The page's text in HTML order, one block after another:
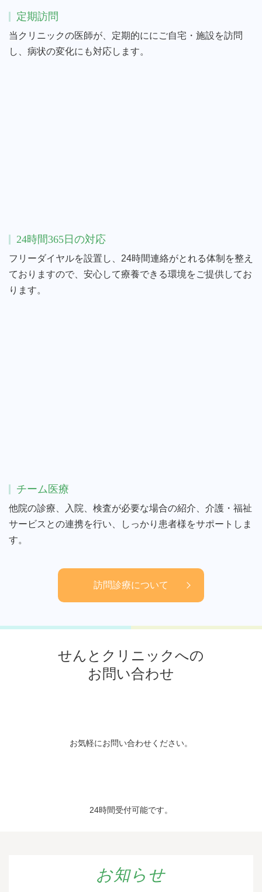
定期訪問
当クリニックの医師が、定期的ににご自宅・施設を訪問
し、病状の変化にも対応します。
24時間365日の対応
フリーダイヤルを設置し、24時間連絡がとれる体制を整え
ておりますので、安心して療養できる環境をご提供してお
ります。
チーム医療
他院の診療、入院、検査が必要な場合の紹介、介護・福祉
サービスとの連携を行い、しっかり患者様をサポートしま
す。
訪問診療について
せんとクリニックへの
お問い合わせ
お気軽にお問い合わせください。
24時間受付可能です。
お知らせ